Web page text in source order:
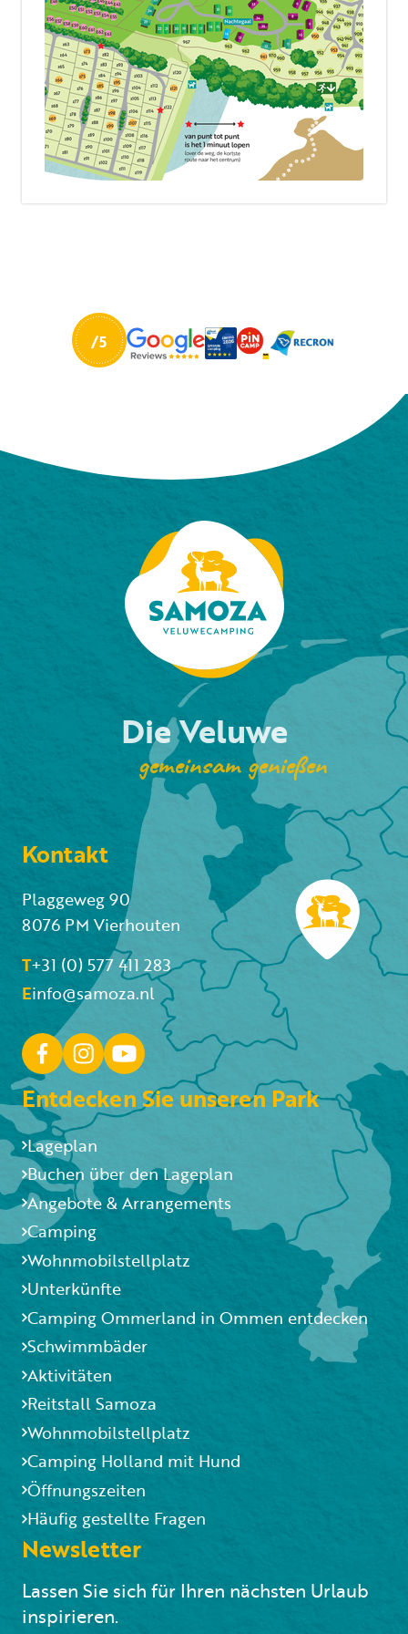
Die Veluwe
gemeinsam genießen
Kontakt
Plaggeweg 90
8076 PM Vierhouten
T+31 (0) 577 411 283
Einfo@samoza.nl
Entdecken Sie unseren Park
Lageplan
Buchen über den Lageplan
Angebote & Arrangements
Camping
Wohnmobilstellplatz
Unterkünfte
Camping Ommerland in Ommen entdecken
Schwimmbäder
Aktivitäten
Reitstall Samoza
Wohnmobilstellplatz
Camping Holland mit Hund
Öffnungszeiten
Häufig gestellte Fragen
Newsletter
Lassen Sie sich für Ihren nächsten Urlaub
inspirieren.